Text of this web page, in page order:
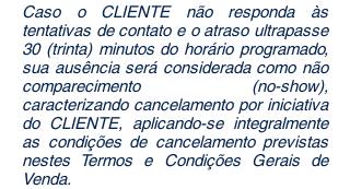
Caso o CLIENTE não responda às
tentativas de contato e o atraso ultrapasse
30 (trinta) minutos do horário programado,
sua ausência será considerada como não
comparecimento (no-show),
caracterizando cancelamento por iniciativa
do CLIENTE, aplicando-se integralmente
as condições de cancelamento previstas
nestes Termos e Condições Gerais de
Venda.